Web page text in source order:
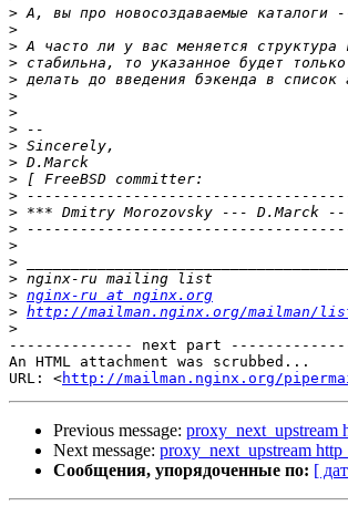
>
>
>
>
>
>
>
>
>
>
> [ FreeBSD
>
> *** Dmitry Morozovsky --- D.Marck
>
>
>
>
> nginx-ru at nginx.org
> http://mailman.nginx.org/mailman/
>
-------------- next part
An HTML attachment was scrubbed...
URL: <http://mailman.nginx.org/
Previous message: proxy_next_upstream
Next message: proxy_next_upstream
Сообщения, упорядоченные по: [